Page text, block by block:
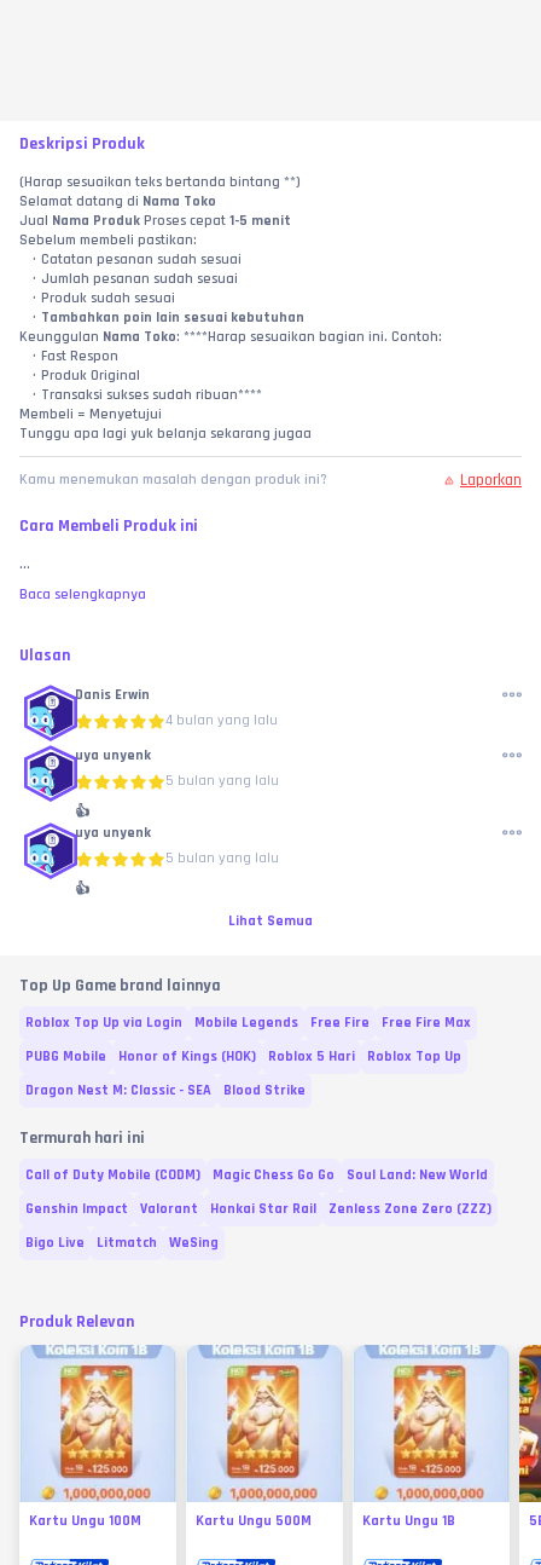
Deskripsi Produk
(Harap sesuaikan teks bertanda bintang **)
Selamat datang di Nama Toko
Jual Nama Produk Proses cepat 1-5 menit
Sebelum membeli pastikan:
Catatan pesanan sudah sesuai
Jumlah pesanan sudah sesuai
Produk sudah sesuai
Tambahkan poin lain sesuai kebutuhan
Keunggulan Nama Toko: ****Harap sesuaikan bagian ini. Contoh:
Fast Respon
Produk Original
Transaksi sukses sudah ribuan****
Membeli = Menyetujui
Tunggu apa lagi yuk belanja sekarang jugaa
Kamu menemukan masalah dengan produk ini? Laporkan
Cara Membeli Produk ini
...
Baca selengkapnya
Ulasan
Danis Erwin
4 bulan yang lalu
uya unyenk
5 bulan yang lalu
👍
uya unyenk
5 bulan yang lalu
👍
Lihat Semua
Top Up Game brand lainnya
Roblox Top Up via Login Mobile Legends Free Fire
Free Fire Max
PUBG Mobile
Honor of Kings (HOK) Roblox 5 Hari
Roblox Top Up
Dragon Nest M: Classic - SEA
Blood Strike
Termurah hari ini
Call of Duty Mobile (CODM) Magic Chess Go Go
Soul Land: New World
Genshin Impact
Valorant Honkai Star Rail
Zenless Zone Zero (ZZZ)
Bigo Live
Litmatch WeSing
Produk Relevan
Kartu Ungu 100M Kartu Ungu 500M Kartu Ungu 1B